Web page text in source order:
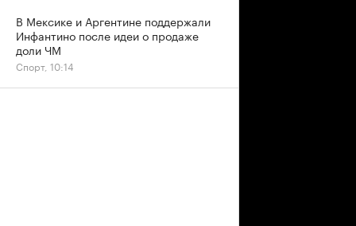
В Мексике и Аргентине поддержали
Инфантино после идеи о продаже
доли ЧМ
Спорт, 10:14